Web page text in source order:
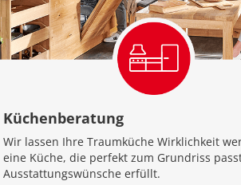
Küchenberatung
Wir lassen Ihre Traumküche Wirklichkeit
eine Küche, die perfekt zum Grundriss
Ausstattungswünsche erfüllt.